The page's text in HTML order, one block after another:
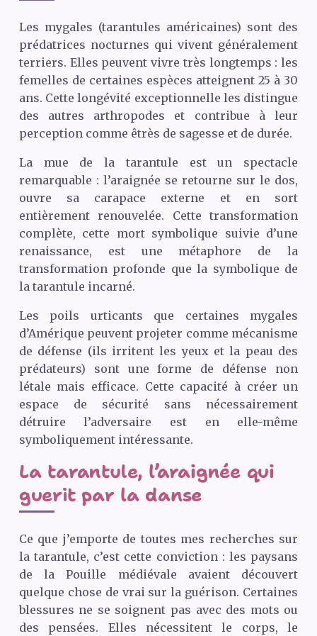
Les mygales (tarantules américaines) sont des
prédatrices nocturnes qui vivent généralement
terriers. Elles peuvent vivre très longtemps : les
femelles de certaines espèces atteignent 25 à 30
ans. Cette longévité exceptionnelle les distingue
des autres arthropodes et contribue à leur
perception comme êtrès de sagesse et de durée.
La mue de la tarantule est un spectacle
remarquable : l’araignée se retourne sur le dos,
ouvre sa carapace externe et en sort
entièrement renouvelée. Cette transformation
complète, cette mort symbolique suivie d’une
renaissance, est une métaphore de la
transformation profonde que la symbolique de
la tarantule incarné.
Les poils urticants que certaines mygales
d’Amérique peuvent projeter comme mécanisme
de défense (ils irritent les yeux et la peau des
prédateurs) sont une forme de défense non
létale mais efficace. Cette capacité à créer un
espace de sécurité sans nécessairement
détruire l’adversaire est en elle-même
symboliquement intéressante.
La tarantule, l’araignée qui
guerit par la danse
Ce que j’emporte de toutes mes recherches sur
la tarantule, c’est cette conviction : les paysans
de la Pouille médiévale avaient découvert
quelque chose de vrai sur la guérison. Certaines
blessures ne se soignent pas avec des mots ou
des pensées. Elles nécessitent le corps, le